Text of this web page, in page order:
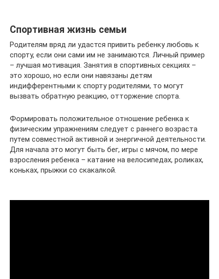
Спортивная жизнь семьи
Родителям вряд ли удастся привить ребенку любовь к
спорту, если они сами им не занимаются. Личный пример
– лучшая мотивация. Занятия в спортивных секциях –
это хорошо, но если они навязаны детям
индифферентными к спорту родителями, то могут
вызвать обратную реакцию, отторжение спорта.
Формировать положительное отношение ребенка к
физическим упражнениям следует с раннего возраста
путем совместной активной и энергичной деятельности.
Для начала это могут быть бег, игры с мячом, по мере
взросления ребенка – катание на велосипедах, роликах,
коньках, прыжки со скакалкой.